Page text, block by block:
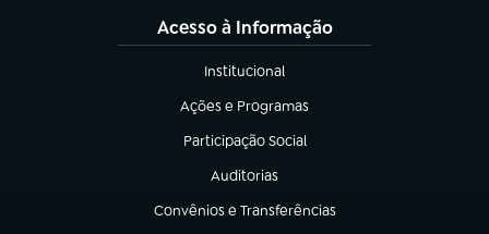
Acesso à Informação
Institucional
(abre em nova aba)
Ações e Programas
(abre em nova aba)
Participação Social
(abre em nova aba)
Auditorias
(abre em nova aba)
Convênios e Transferências
(abre em nova aba)